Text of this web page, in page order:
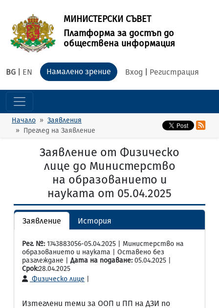
МИНИСТЕРСКИ СЪВЕТ
Платформа за достъп до
обществена информация
BG EN Вход Регистрация
Намалено зрение
Начало
Заявления
Преглед на Заявление
Заявление от Физическо
лице до Министерство
на образованието и
науката от 05.04.2025
Заявление История
Рег. №: 1743883056-05.04.2025 | Министерство на
образованието и науката | Оставено без
разглеждане | Дата на подаване: 05.04.2025 |
Срок:28.04.2025
Физическо лице
Изтеглени теми за ООП и ПП на ДЗИ по